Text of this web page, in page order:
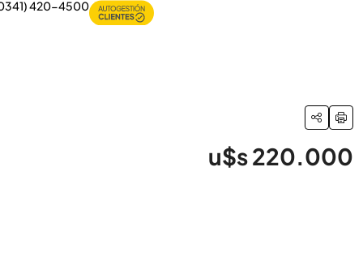
420-4500
u$s 220.000